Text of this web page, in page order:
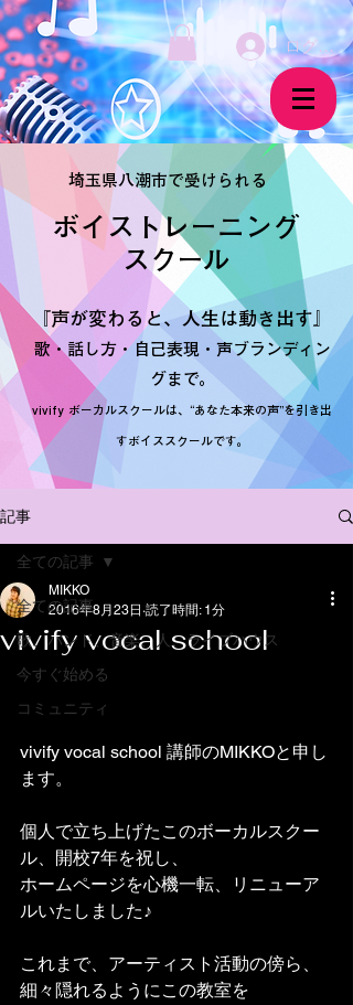
ログイン
埼玉県八潮市で受けられる
ボイストレーニング
​スクール
『声が変わると、人生は動き出す』
歌・話し方・自己表現・声ブランディン
グまで。
vivify ボーカルスクールは、“あなた本来の声”を引き出
すボイススクールです。
記事
全ての記事
歌、バンド、音楽、人、ライブハウス
今すぐ始める
コミュニティ
全ての記事
vivify vocal school
MIKKO
2016年8月23日 読了時間: 1分
vivify vocal school 講師のMIKKOと申し
ます。
個人で立ち上げたこのボーカルスクー
ル、開校7年を祝し、
ホームページを心機一転、リニューア
ルいたしました♪
これまで、アーティスト活動の傍ら、
細々隠れるようにこの教室を